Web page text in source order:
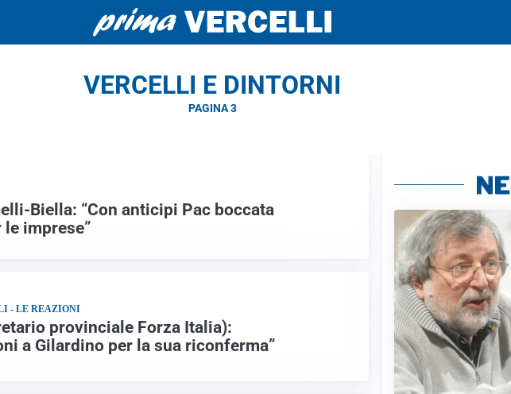
VERCELLI E DINTORNI
PAGINA 3
Biella: “Con anticipi Pac boccata
le imprese”
- LE REAZIONI
provinciale Forza Italia):
a Gilardino per la sua riconferma”